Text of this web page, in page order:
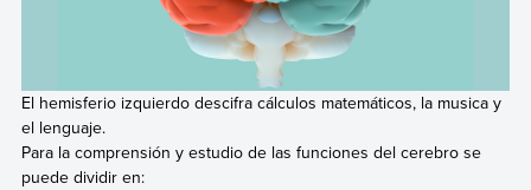
El hemisferio izquierdo descifra cálculos matemáticos, la musica y
el lenguaje.
Para la comprensión y estudio de las funciones del cerebro se
puede dividir en: